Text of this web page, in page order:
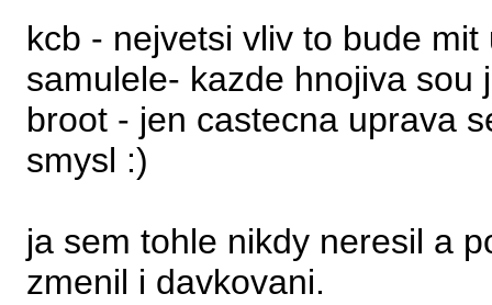
kcb - nejvetsi vliv to bude
samulele- kazde hnojiva sou
broot - jen castecna uprava
smysl :)
ja sem tohle nikdy neresil a
zmenil i davkovani.